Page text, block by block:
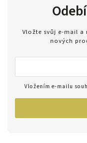
Vložte svůj e-mail a
nových
Vložením e-mailu